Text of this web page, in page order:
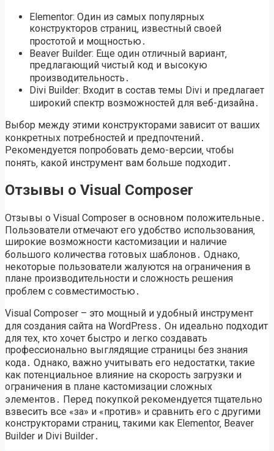
Elementor: Один из самых популярных
конструкторов страниц‚ известный своей
простотой и мощностью․
Beaver Builder: Еще один отличный вариант‚
предлагающий чистый код и высокую
производительность․
Divi Builder: Входит в состав темы Divi и предлагает
широкий спектр возможностей для веб-дизайна․
Выбор между этими конструкторами зависит от ваших
конкретных потребностей и предпочтений․
Рекомендуется попробовать демо-версии‚ чтобы
понять‚ какой инструмент вам больше подходит․
Отзывы о Visual Composer
Отзывы о Visual Composer в основном положительные․
Пользователи отмечают его удобство использования‚
широкие возможности кастомизации и наличие
большого количества готовых шаблонов․ Однако‚
некоторые пользователи жалуются на ограничения в
плане производительности и сложность решения
проблем с совместимостью․
Visual Composer – это мощный и удобный инструмент
для создания сайта на WordPress․ Он идеально подходит
для тех‚ кто хочет быстро и легко создавать
профессионально выглядящие страницы без знания
кода․ Однако‚ важно учитывать его недостатки‚ такие
как потенциальное влияние на скорость загрузки и
ограничения в плане кастомизации сложных
элементов․ Перед покупкой рекомендуется тщательно
взвесить все «за» и «против» и сравнить его с другими
конструкторами страниц‚ такими как Elementor‚ Beaver
Builder и Divi Builder․